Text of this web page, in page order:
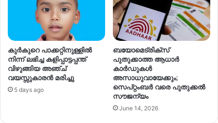
കുര്‍കുറെ പാക്കറ്റിനുള്ളില്‍
നിന്ന് ലഭിച്ച കളിപ്പാട്ടപ്പന്ത്
വിഴുങ്ങിയ അഞ്ച്
വയസ്സുകാരന്‍ മരിച്ചു
5 days ago
ബയോമെട്രിക്‌സ്
പുതുക്കാത്ത ആധാര്‍
കാര്‍ഡുകള്‍
അസാധുവായേക്കും;
സെപ്റ്റംബര്‍ വരെ പുതുക്കല്‍
സൗജന്യം
June 14, 2026